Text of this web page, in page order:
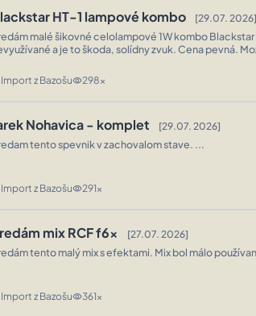
HT-1 lampové kombo [29.07. 2026]
malé šikovné celolampové 1W kombo
a je to škoda, solídny zvuk. Cena pevná. Možnosť vyskúšania a iba osobný odber :)
Import z Bazošuvisibility298x
Nohavica - komplet [29.07. 2026]
tento spevnik v zachovalom stave. ...
Import z Bazošuvisibility291x
mix RCF f6x [27.07. 2026]
tento malý mix s efektami. Mix bol málo
Import z Bazošuvisibility361x